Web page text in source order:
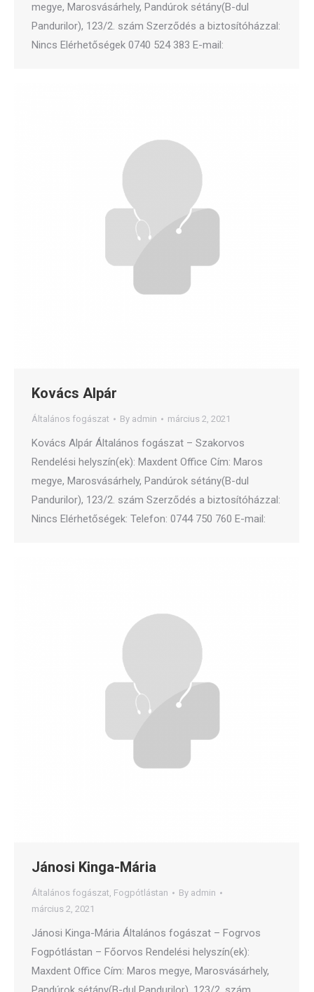
megye, Marosvásárhely, Pandúrok sétány(B-dul
Pandurilor), 123/2. szám Szerződés a biztosítóházzal:
Nincs Elérhetőségek 0740 524 383 E-mail:
Kovács Alpár
Általános fogászat By admin március 2, 2021
Kovács Alpár Általános fogászat – Szakorvos
Rendelési helyszín(ek): Maxdent Office Cím: Maros
megye, Marosvásárhely, Pandúrok sétány(B-dul
Pandurilor), 123/2. szám Szerződés a biztosítóházzal:
Nincs Elérhetőségek: Telefon: 0744 750 760 E-mail:
Jánosi Kinga-Mária
Általános fogászat, Fogpótlástan By admin
március 2, 2021
Jánosi Kinga-Mária Általános fogászat – Fogrvos
Fogpótlástan – Főorvos Rendelési helyszín(ek):
Maxdent Office Cím: Maros megye, Marosvásárhely,